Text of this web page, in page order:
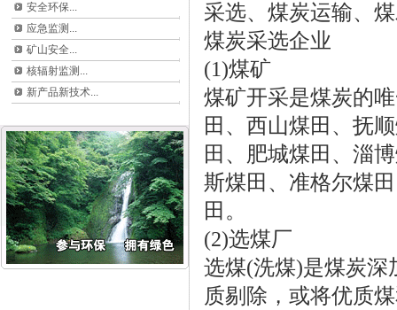
安全环保...
应急监测...
矿山安全...
核辐射监测...
新产品新技术...
采选、煤炭运输、
煤炭采选企业
(1)煤矿
煤矿开采是煤炭的
田、西山煤田、抚
田、肥城煤田、淄
斯煤田、准格尔煤
田。
(2)选煤厂
选煤(洗煤)是煤炭深
质剔除，或将优质